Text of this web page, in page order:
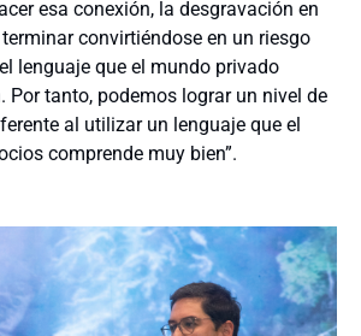
esa conexión, la desgravación en
convirtiéndose en un riesgo
lenguaje que el mundo privado
Por tanto, podemos lograr un nivel de
al utilizar un lenguaje que el
comprende muy bien”.